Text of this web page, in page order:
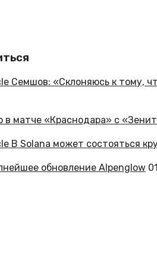
матче «Краснодара» с
обновление Alpenglow